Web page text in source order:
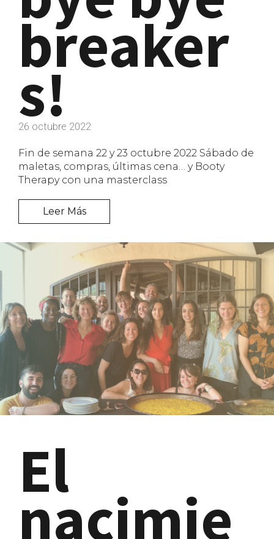
breaker
s!
26 octubre 2022
Fin de semana 22 y 23 octubre 2022 Sábado de
maletas, compras, últimas cena… y Booty
Therapy con una masterclass
Leer Más
El
nacimie